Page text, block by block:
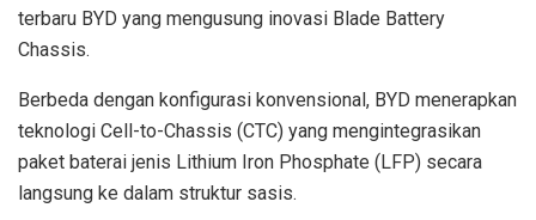
terbaru BYD yang mengusung inovasi Blade Battery
Chassis.
Berbeda dengan konfigurasi konvensional, BYD menerapkan
teknologi Cell-to-Chassis (CTC) yang mengintegrasikan
paket baterai jenis Lithium Iron Phosphate (LFP) secara
langsung ke dalam struktur sasis.